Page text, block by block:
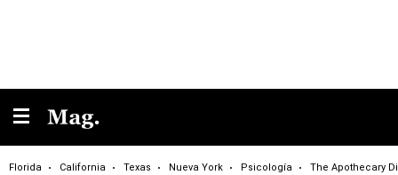
Florida California Texas Nueva York Psicología The Apothecary